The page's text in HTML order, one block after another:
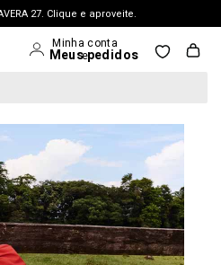
27. Clique e aproveite.
de R$ 699. APROVEITAR >
+ 15% na 2ª peça. Confira >